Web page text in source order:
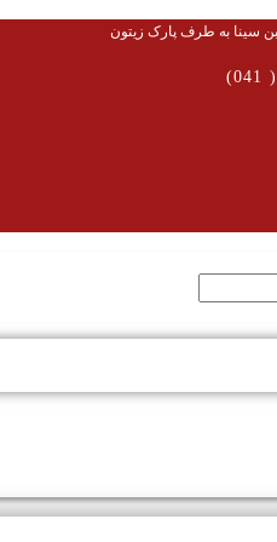
سینا به طرف پارک زیتون